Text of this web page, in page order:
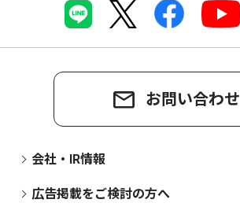
お問い合わせ
会社・IR情報
広告掲載をご検討の方へ